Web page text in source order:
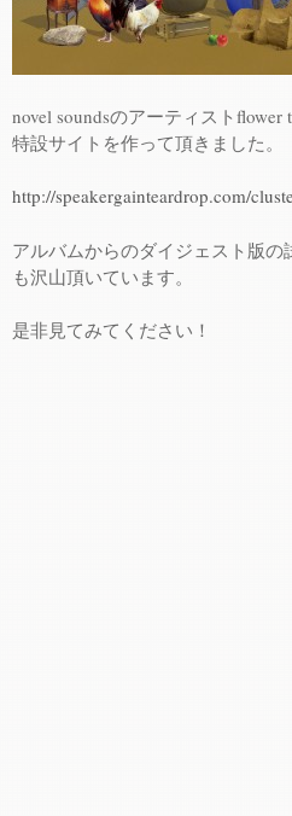
novel soundsのアーティスト
特設サイトを作って頂きました。
http://speakergainteardrop.com/
アルバムからのダイジェスト版
も沢山頂いています。
是非見てみてください！